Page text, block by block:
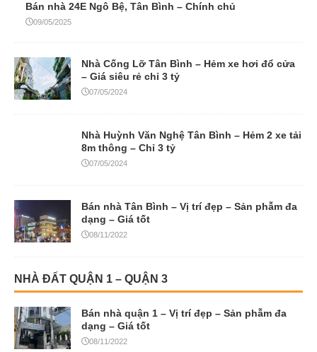
Bán nhà 24E Ngô Bệ, Tân Bình – Chính chủ
09/05/2025
Nhà Cống Lỡ Tân Bình – Hẻm xe hơi đổ cửa
– Giá siêu rẻ chỉ 3 tỷ
07/05/2024
Nhà Huỳnh Văn Nghệ Tân Bình – Hẻm 2 xe tải
8m thông – Chỉ 3 tỷ
07/05/2024
Bán nhà Tân Bình – Vị trí đẹp – Sản phẫm đa
dạng – Giá tốt
08/11/2022
NHÀ ĐẤT QUẬN 1 – QUẬN 3
Bán nhà quận 1 – Vị trí đẹp – Sản phẫm đa
dạng – Giá tốt
08/11/2022